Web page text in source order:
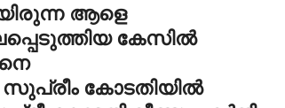
ആളെ
കേസില്‍
സുപ്രീം കോടതിയില്‍